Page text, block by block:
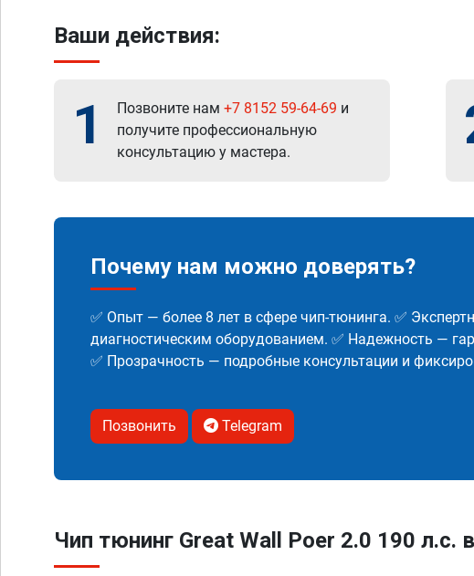
Ваши действия:
1 Позвоните нам +7 8152 59-64-69 и
получите профессиональную
консультацию у мастера.
Почему нам можно доверять?
✅ Опыт — более 8 лет в сфере чип-тюнинга. ✅
диагностическим оборудованием. ✅ Надежность —
✅ Прозрачность — подробные консультации и
Позвонить Telegram
Чип тюнинг Great Wall Poer 2.0 190 л.с.